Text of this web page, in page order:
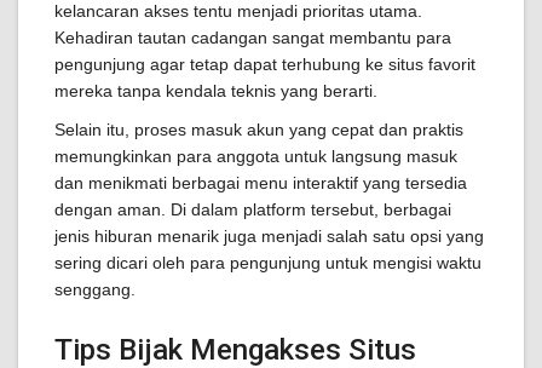
kelancaran akses tentu menjadi prioritas utama.
Kehadiran tautan cadangan sangat membantu para
pengunjung agar tetap dapat terhubung ke situs favorit
mereka tanpa kendala teknis yang berarti.
Selain itu, proses masuk akun yang cepat dan praktis
memungkinkan para anggota untuk langsung masuk
dan menikmati berbagai menu interaktif yang tersedia
dengan aman. Di dalam platform tersebut, berbagai
jenis hiburan menarik juga menjadi salah satu opsi yang
sering dicari oleh para pengunjung untuk mengisi waktu
senggang.
Tips Bijak Mengakses Situs